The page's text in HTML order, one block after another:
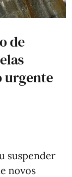
de
urgente
suspender
novos